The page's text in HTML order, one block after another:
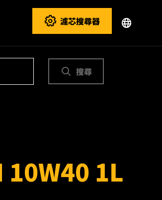
濾芯搜尋器
搜尋
10W40 1L